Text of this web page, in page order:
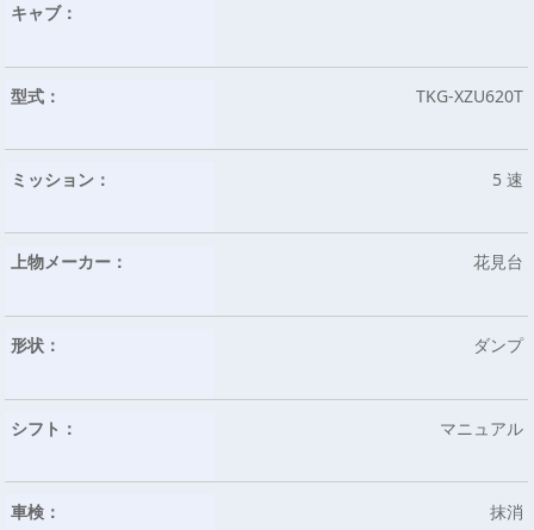
キャブ：
型式： TKG-XZU620T
ミッション： 5 速
上物メーカー： 花見台
形状： ダンプ
シフト： マニュアル
車検： 抹消